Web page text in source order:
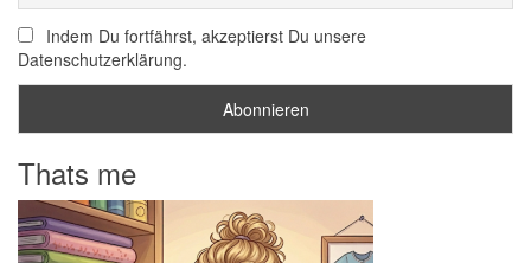
Indem Du fortfährst, akzeptierst Du unsere
Datenschutzerklärung.
Thats me